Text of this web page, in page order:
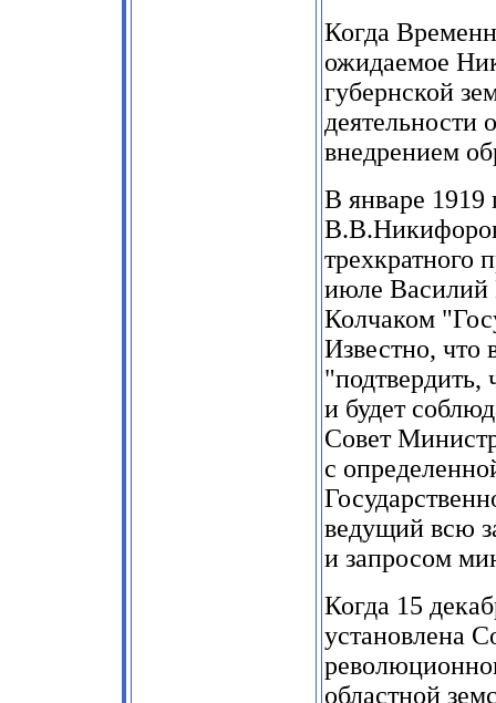
Когда
ожидаемое
губернской
внедрением
В январе 1919
трехкратного
июле Василий
Колчаком
Известно, что
"подтвердить,
и будет
Совет
с
ведущий всю
и запросом
Когда 15
установлена
областной